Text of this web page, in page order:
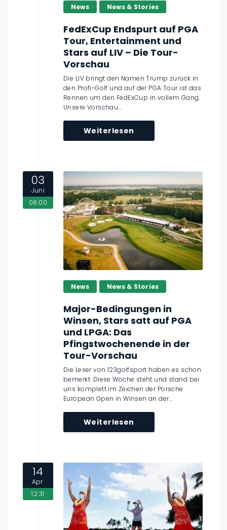
News News & Stories
FedExCup Endspurt auf PGA
Tour, Entertainment und
Stars auf LIV – Die Tour-
Vorschau
Die LIV bringt den Namen Trump zurück in
den Profi-Golf und auf der PGA Tour ist das
Rennen um den FedExCup in vollem Gang.
Unsere Vorschau...
Weiterlesen
03
Juni
08:00
News News & Stories
Major-Bedingungen in
Winsen, Stars satt auf PGA
und LPGA: Das
Pfingstwochenende in der
Tour-Vorschau
Die Leser von 123golfsport haben es schon
bemerkt: Diese Woche steht und stand bei
uns komplett im Zeichen der Porsche
European Open in Winsen an der...
Weiterlesen
14
Apr.
12:31